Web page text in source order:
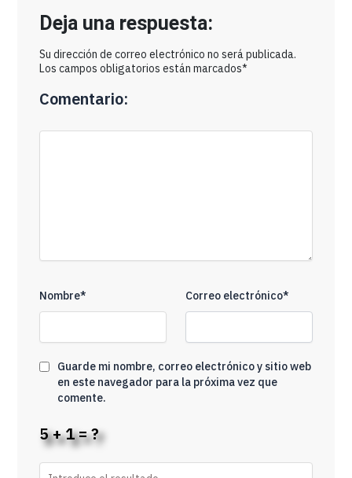
Deja una respuesta:
Su dirección de correo electrónico no será publicada.
Los campos obligatorios están marcados*
Comentario:
Nombre* Correo electrónico*
Guarde mi nombre, correo electrónico y sitio web
en este navegador para la próxima vez que
comente.
5 + 1 = ?